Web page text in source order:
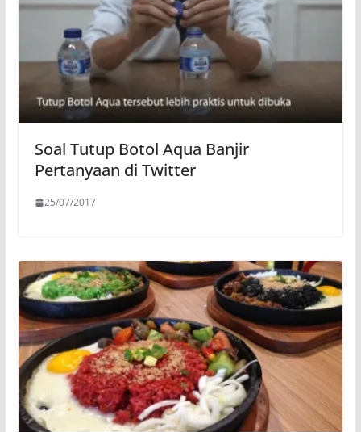
Soal Tutup Botol Aqua Banjir
Pertanyaan di Twitter
25/07/2017